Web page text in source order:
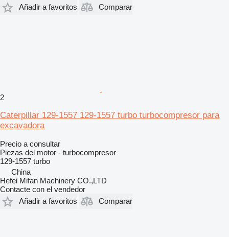
Añadir a favoritos
Comparar
2
Caterpillar 129-1557 129-1557 turbo turbocompresor para
excavadora
Precio a consultar
Piezas del motor - turbocompresor
129-1557 turbo
China
Hefei Mifan Machinery CO.,LTD
Contacte con el vendedor
Añadir a favoritos
Comparar